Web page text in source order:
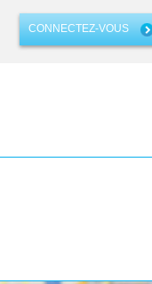
CONNECTEZ-VOUS